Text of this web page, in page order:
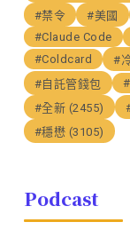
#禁令
#美國
#Claude Code
#Coldcard
#
#自託管錢包
#全新 (2455)
#穩懋 (3105)
Podcast